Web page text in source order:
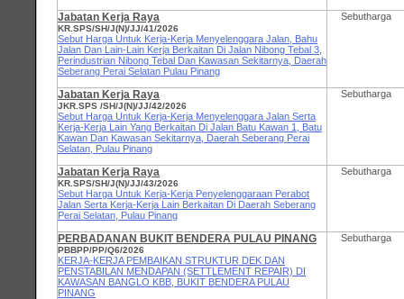
Jabatan Kerja Raya
KR.SPS/SH/J(N)/JJ/41/2026
Sebut Harga Untuk Kerja-Kerja Menyelenggara Jalan, Bahu
Jalan Dan Lain-Lain Kerja Berkaitan Di Jalan Nibong Tebal 3,
Perindustrian Nibong Tebal Dan Kawasan Sekitarnya, Daerah
Seberang Perai Selatan Pulau Pinang
Sebutharga
Jabatan Kerja Raya
JKR.SPS /SH/J(N)/JJ/42/2026
Sebut Harga Untuk Kerja-Kerja Menyelenggara Jalan Serta
Kerja-Kerja Lain Yang Berkaitan Di Jalan Batu Kawan 1, Batu
Kawan Dan Kawasan Sekitarnya, Daerah Seberang Perai
Selatan, Pulau Pinang
Sebutharga
Jabatan Kerja Raya
KR.SPS/SH/J(N)/JJ/43/2026
Sebut Harga Untuk Kerja-Kerja Penyelenggaraan Perabot
Jalan Serta Kerja-Kerja Lain Berkaitan Di Daerah Seberang
Perai Selatan, Pulau Pinang
Sebutharga
PERBADANAN BUKIT BENDERA PULAU PINANG
PBBPP/PP/Q6/2026
KERJA-KERJA PEMBAIKAN STRUKTUR DEK DAN
PENSTABILAN MENDAPAN (SETTLEMENT REPAIR) DI
KAWASAN BANGLO KBB, BUKIT BENDERA PULAU
PINANG
Sebutharga